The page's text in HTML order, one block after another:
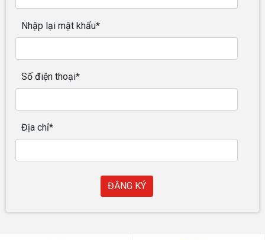
Nhập lại mật khẩu*
Số điện thoại*
Địa chỉ*
ĐĂNG KÝ